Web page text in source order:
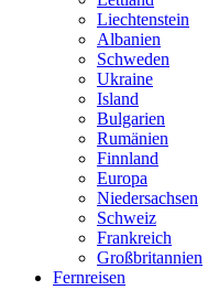
Liechtenstein
Albanien
Schweden
Ukraine
Island
Bulgarien
Rumänien
Finnland
Europa
Niedersachsen
Schweiz
Frankreich
Großbritannien
Fernreisen